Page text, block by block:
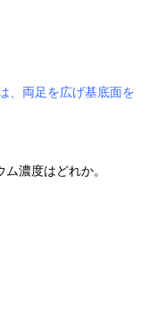
両足を広げ基底面を
濃度はどれか。